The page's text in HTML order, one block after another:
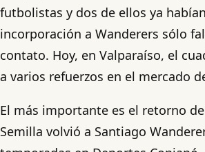
futbolistas y dos de ellos ya
incorporación a Wanderers sólo
contato. Hoy, en Valparaíso, el
a varios refuerzos en el mercado
El más importante es el retorno de
Semilla volvió a Santiago